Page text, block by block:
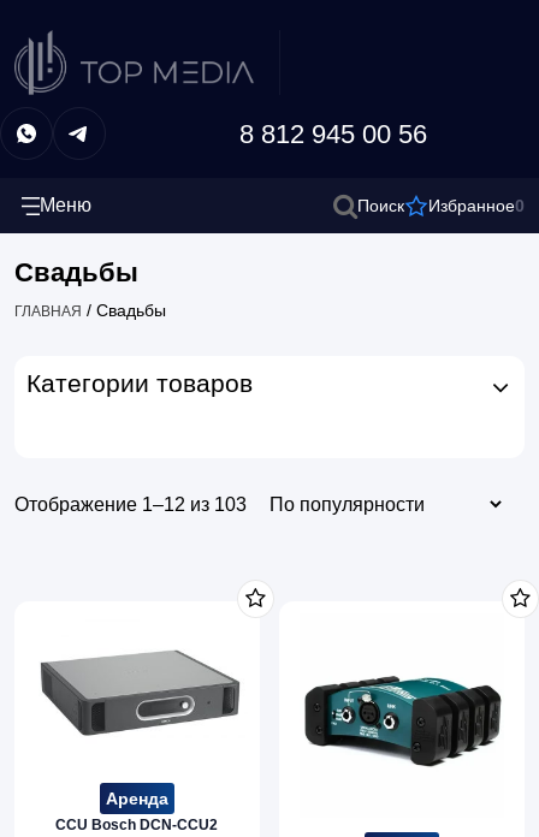
8 812 945 00 56
Меню Поиск Избранное0
Свадьбы
ГЛАВНАЯ / Свадьбы
Категории товаров
Отображение 1–12 из 103
Аренда
CCU Bosch DCN-CCU2